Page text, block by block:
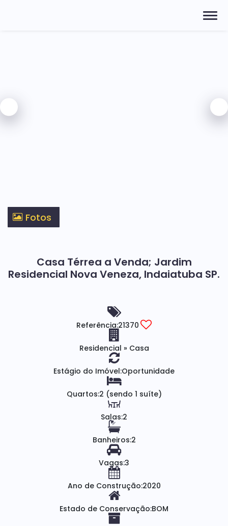
Fotos
Casa Térrea a Venda; Jardim
Residencial Nova Veneza, Indaiatuba SP.
Referência:21370
Residencial » Casa
Estágio do Imóvel:Oportunidade
Quartos:2 (sendo 1 suíte)
Salas:2
Banheiros:2
Vagas:3
Ano de Construção:2020
Estado de Conservação:BOM